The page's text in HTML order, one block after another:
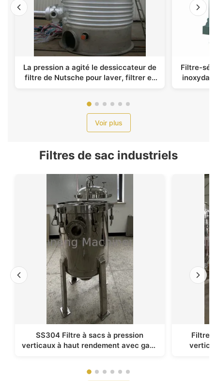
La pression a agité le dessiccateur de
filtre de Nutsche pour laver, filtrer et
Filtre-
Voir plus
Filtres de sac industriels
SS304 Filtre à sacs à pression
verticaux à haut rendement avec gaze
Filtres